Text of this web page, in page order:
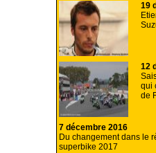
19
12
qui
de
7 décembre 2016
Du changement dans le
superbike 2017